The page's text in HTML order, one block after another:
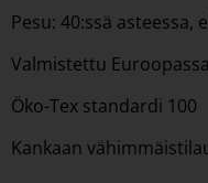
Pesu: 40:ssä asteessa,
Valmistettu Euroopassa
Öko-Tex standardi 100
Kankaan